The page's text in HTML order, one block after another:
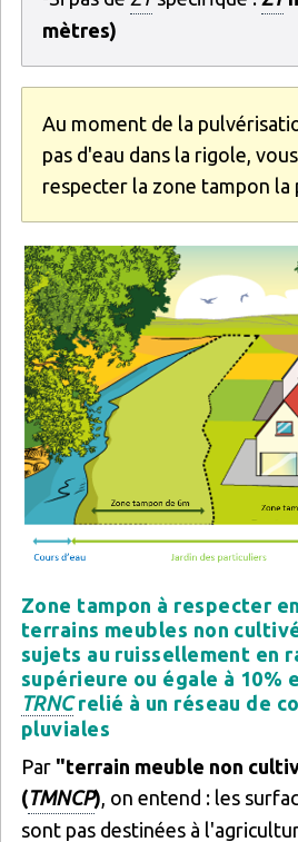
mètres)
Au moment de la
pas d'eau dans la rigole,
respecter la zone tampon la
Image
Zone tampon à respecter
terrains meubles non
sujets au ruissellement en
supérieure ou égale à 10%
TRNCrelié à un réseau de
pluviales
Par "terrain meuble non
(TMNCP) , on entend : les
sont pas destinées à